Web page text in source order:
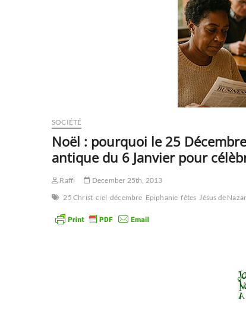
SOCIÉTÉ
Noël : pourquoi le 25
antique du 6 Janvier pour
Raffi
December 25th, 2013
25 Christ ciel décembre Epiphanie fêtes Jésus de